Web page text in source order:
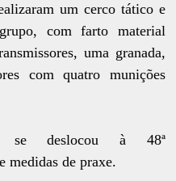
um cerco tático e
com farto material
uma granada,
com quatro munições
se deslocou à 48ª
medidas de praxe.